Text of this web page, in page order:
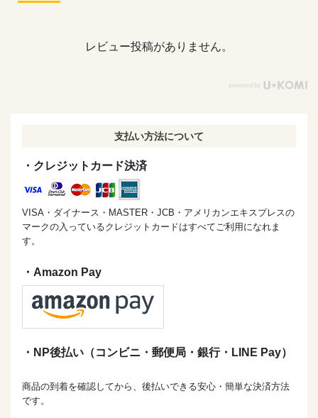
レビュー投稿がありません。
支払い方法について
・クレジットカード決済
VISA・ダイナース・MASTER・JCB・アメリカンエキスプレスの
マークの入っているクレジットカードはすべてご利用になれま
す。
・Amazon Pay
・NP後払い（コンビニ・郵便局・銀行・LINE Pay）
商品の到着を確認してから、後払いできる安心・簡単な決済方法
です。